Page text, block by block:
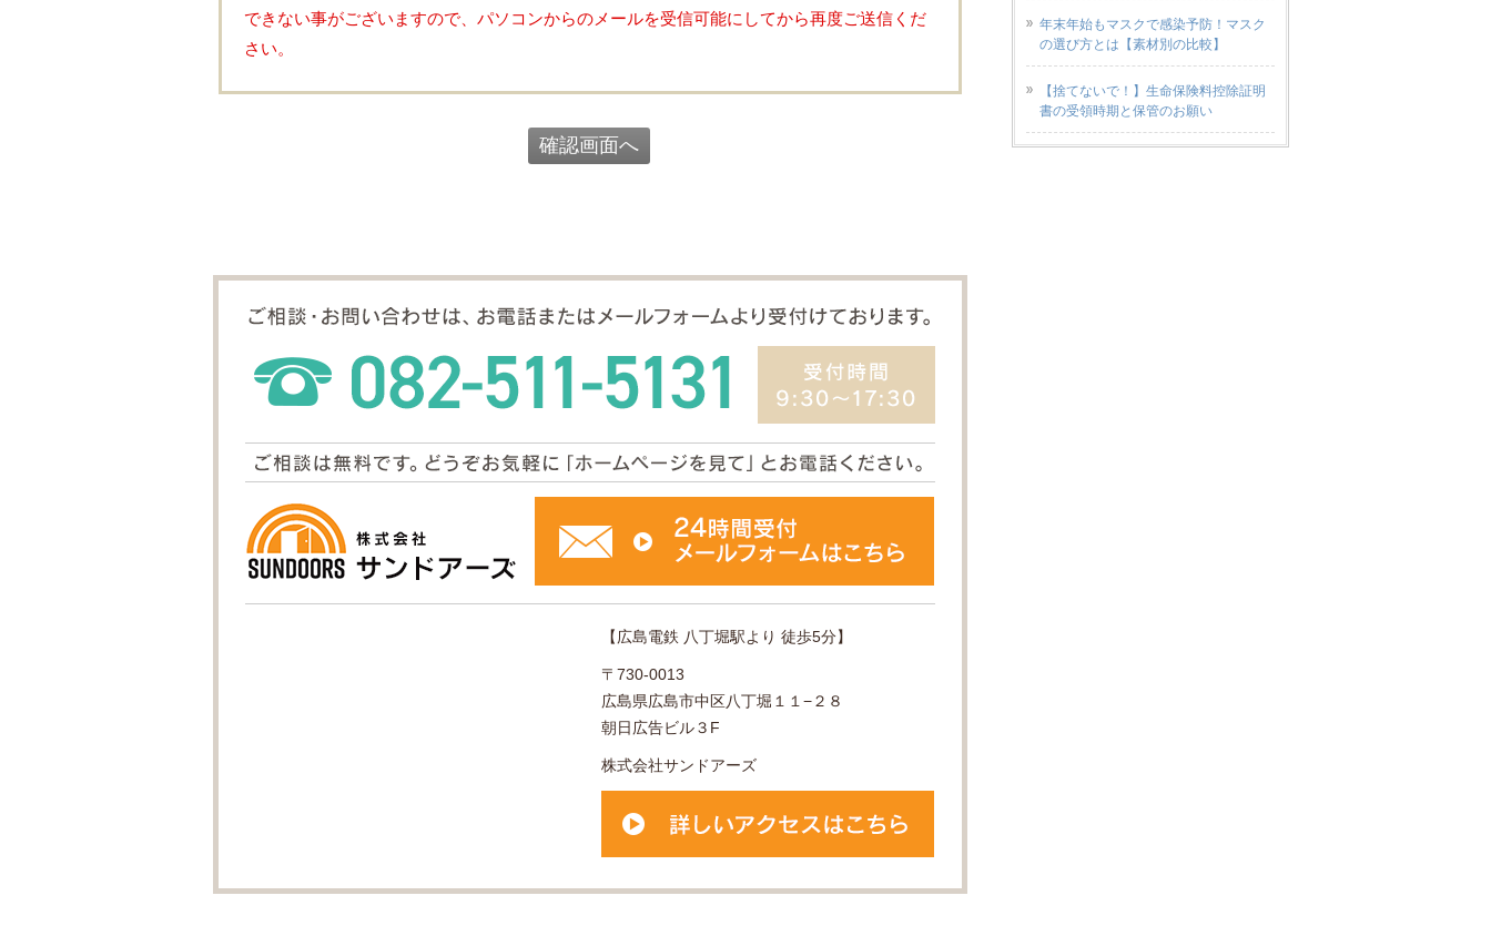
できない事がございますので、パソコンからのメールを受信可能にしてから再度ご送信くだ
さい。
【広島電鉄 八丁堀駅より 徒歩5分】
〒730-0013
広島県広島市中区八丁堀１１−２８
朝日広告ビル３F
株式会社サンドアーズ
年末年始もマスクで感染予防！マスク
の選び方とは【素材別の比較】
【捨てないで！】生命保険料控除証明
書の受領時期と保管のお願い